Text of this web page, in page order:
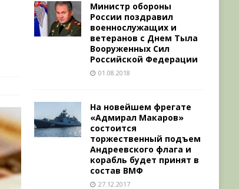
Министр обороны
России поздравил
военнослужащих и
ветеранов с Днем Тыла
Вооруженных Сил
Российской Федерации
01.08.2018
На новейшем фрегате
«Адмирал Макаров»
состоится
торжественный подъем
Андреевского флага и
корабль будет принят в
состав ВМФ
27.12.2017